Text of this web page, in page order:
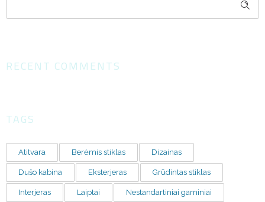
RECENT COMMENTS
TAGS
Atitvara Berėmis stiklas Dizainas
Dušo kabina Eksterjeras Grūdintas stiklas
Interjeras Laiptai Nestandartiniai gaminiai